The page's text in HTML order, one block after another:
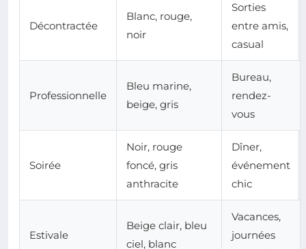
Décontractée
Blanc, rouge,
noir
Sorties
entre amis,
casual
Professionnelle
Bleu marine,
beige, gris
Bureau,
rendez-
vous
Soirée
Noir, rouge
foncé, gris
anthracite
Dîner,
événement
chic
Estivale
Beige clair, bleu
ciel, blanc
Vacances,
journées